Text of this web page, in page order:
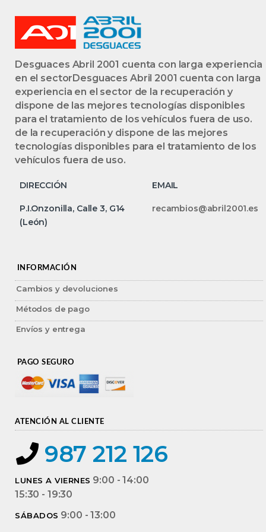
Desguaces Abril 2001 cuenta con larga experiencia
en el sectorDesguaces Abril 2001 cuenta con larga
experiencia en el sector de la recuperación y
dispone de las mejores tecnologías disponibles
para el tratamiento de los vehículos fuera de uso.
de la recuperación y dispone de las mejores
tecnologías disponibles para el tratamiento de los
vehículos fuera de uso.
DIRECCIÓN EMAIL
P.I.Onzonilla, Calle 3, G14
(León)
recambios@abril2001.es
INFORMACIÓN
Cambios y devoluciones
Métodos de pago
Envíos y entrega
PAGO SEGURO
ATENCIÓN AL CLIENTE
987 212 126
LUNES A VIERNES 9:00 - 14:00
15:30 - 19:30
SÁBADOS 9:00 - 13:00